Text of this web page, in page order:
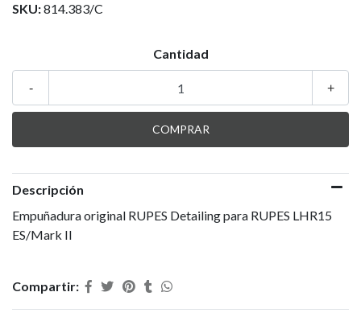
SKU:814.383/C
Cantidad
+
-
Descripción
Empuñadura original RUPES Detailing para RUPES LHR15
ES/Mark II
Compartir: